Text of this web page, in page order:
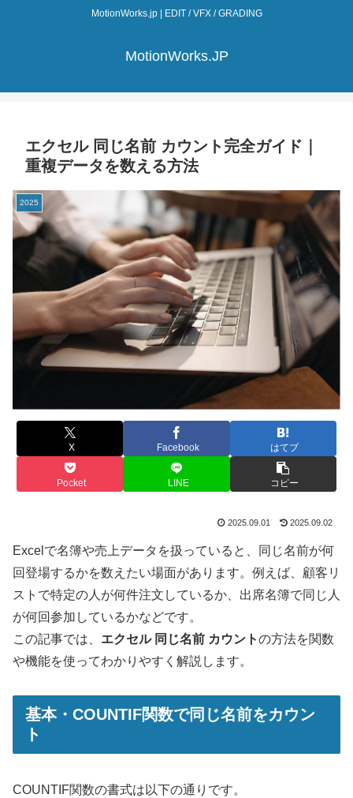
MotionWorks.jp | EDIT / VFX / GRADING
MotionWorks.JP
エクセル 同じ名前 カウント完全ガイド｜
重複データを数える方法
2025
X Facebook はてブ
Pocket LINE コピー
2025.09.01 2025.09.02
Excelで名簿や売上データを扱っていると、同じ名前が何
回登場するかを数えたい場面があります。例えば、顧客リ
ストで特定の人が何件注文しているか、出席名簿で同じ人
が何回参加しているかなどです。
この記事では、 エクセル 同じ名前 カウントの方法を関数
や機能を使ってわかりやすく解説します。
基本・COUNTIF関数で同じ名前をカウン
ト
COUNTIF関数の書式は以下の通りです。